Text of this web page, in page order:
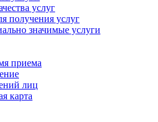
услуг
получения услуг
значимые услуги
приема
лиц
карта